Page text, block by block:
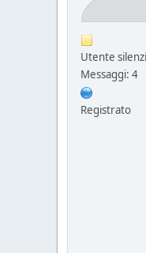
Utente
Messaggi: 4
Registrato